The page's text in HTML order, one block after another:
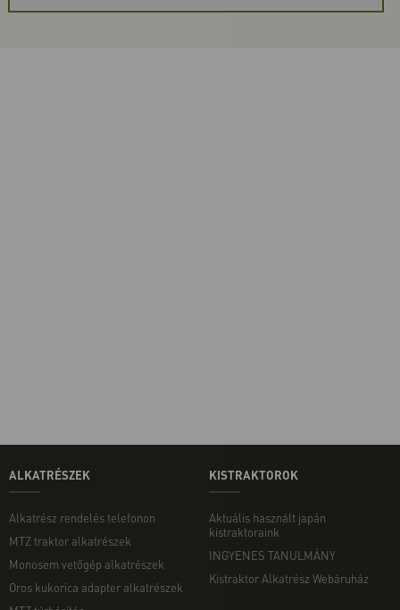
ALKATRÉSZEK
Alkatrész rendelés telefonon
MTZ traktor alkatrészek
Monosem vetőgép alkatrészek
Oros kukorica adapter alkatrészek
KISTRAKTOROK
Aktuális használt japán
kistraktoraink
INGYENES TANULMÁNY
Kistraktor Alkatrész Webáruház